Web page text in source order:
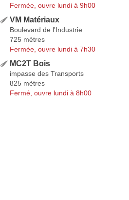
Fermée, ouvre lundi à 9h00
VM Matériaux
Boulevard de l'Industrie
725 mètres
Fermée, ouvre lundi à 7h30
MC2T Bois
impasse des Transports
825 mètres
Fermé, ouvre lundi à 8h00